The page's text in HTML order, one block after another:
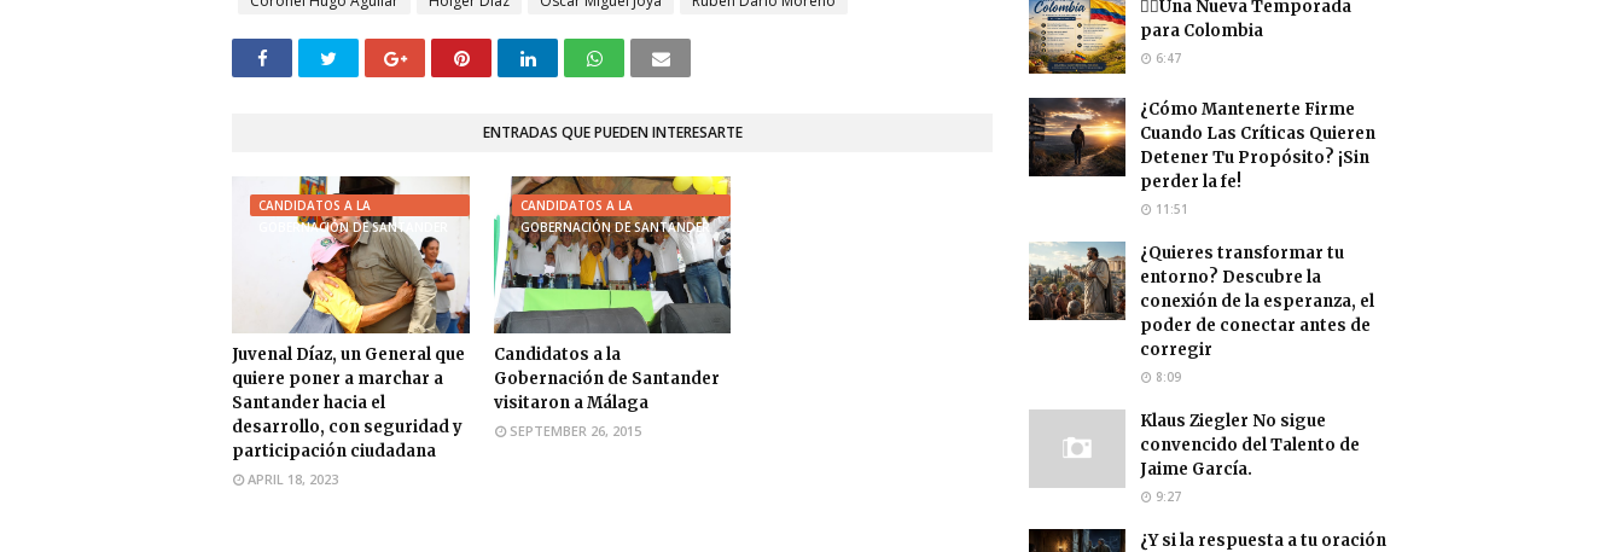
ENTRADAS QUE PUEDEN INTERESARTE
CANDIDATOS A LA
GOBERNACIÓN DE SANTANDER
Juvenal Díaz, un General que
quiere poner a marchar a
Santander hacia el
desarrollo, con seguridad y
participación ciudadana
APRIL 18, 2023
CANDIDATOS A LA
GOBERNACIÓN DE SANTANDER
Candidatos a la
Gobernación de Santander
visitaron a Málaga
SEPTEMBER 26, 2015
❤️‍🔥Una Nueva Temporada
para Colombia
6:47
¿Cómo Mantenerte Firme
Cuando Las Críticas Quieren
Detener Tu Propósito? ¡Sin
perder la fe!
11:51
¿Quieres transformar tu
entorno? Descubre la
conexión de la esperanza, el
poder de conectar antes de
corregir
8:09
Klaus Ziegler No sigue
convencido del Talento de
Jaime García.
9:27
¿Y si la respuesta a tu oración